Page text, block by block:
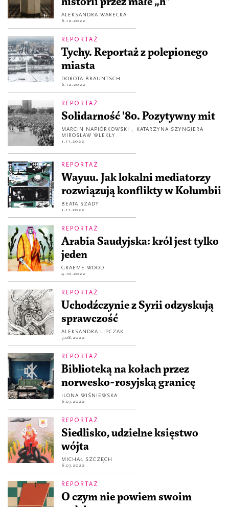
ALEKSANDRA WARECKA
6.12.2022
REPORTAŻ
Tychy. Reportaż z polepionego
miasta
DOROTA BRAUNTSCH
6.12.2022
REPORTAŻ
Solidarność '80. Pozytywny mit
MARCIN NAPIÓRKOWSKI ,
KATARZYNA SZYNGIERA
MIROSŁAW WLEKŁY
1.11.2022
REPORTAŻ
Wayuu. Jak lokalni mediatorzy
rozwiązują konflikty w Kolumbii
BEATA SZADY
1.11.2022
REPORTAŻ
Arabia Saudyjska: król jest tylko
jeden
GRAEME WOOD
4.10.2022
REPORTAŻ
Uchodźczynie z Syrii odzyskują
sprawczość
ALEKSANDRA LIPCZAK
3.08.2022
REPORTAŻ
Biblioteką na kołach przez
norwesko-rosyjską granicę
ILONA WIŚNIEWSKA
6.07.2022
REPORTAŻ
Siedlisko, udzielne księstwo
wójta
MICHAŁ SZCZĘCH
6.07.2022
REPORTAŻ
O czym nie powiem swoim